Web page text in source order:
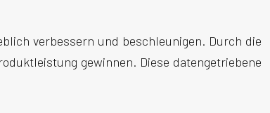
verbessern und beschleunigen. Durch die
gewinnen. Diese datengetriebene